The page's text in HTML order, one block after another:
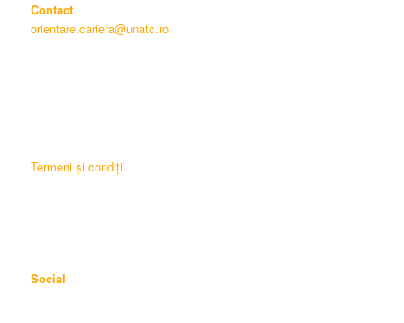
Contact
orientare.cariera@unatc.ro
Termeni și condiții
Social